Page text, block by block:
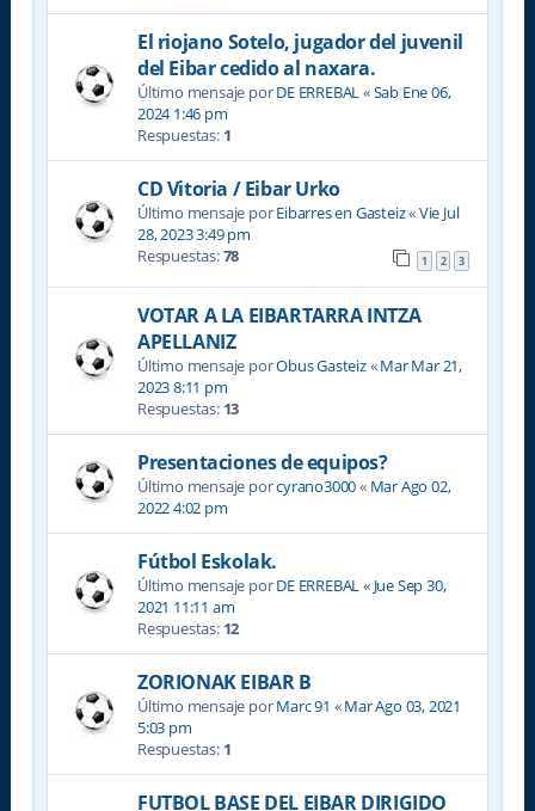
El riojano Sotelo, jugador del juvenil
del Eibar cedido al naxara.
Último mensaje porDE ERREBAL«Sab Ene 06,
2024 1:46 pm
Respuestas: 1
CD Vitoria / Eibar Urko
Último mensaje porEibarres en Gasteiz«Vie Jul
28, 2023 3:49 pm
Respuestas:78 1 2 3
VOTAR A LA EIBARTARRA INTZA
APELLANIZ
Último mensaje porObus Gasteiz«Mar Mar 21,
2023 8:11 pm
Respuestas: 13
Presentaciones de equipos?
Último mensaje porcyrano3000« Mar Ago 02,
2022 4:02 pm
Fútbol Eskolak.
Último mensaje porDE ERREBAL« Jue Sep 30,
2021 11:11 am
Respuestas: 12
ZORIONAK EIBAR B
Último mensaje porMarc 91 «Mar Ago 03, 2021
5:03 pm
Respuestas: 1
FUTBOL BASE DEL EIBAR DIRIGIDO